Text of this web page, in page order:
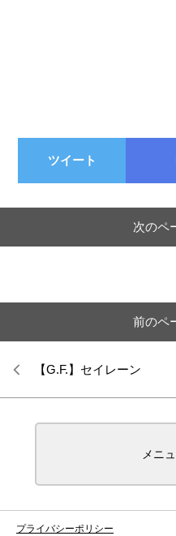
ツイート
次のペ
前のペ
【G.F.】セイレーン
メニ
プライバシーポリシー